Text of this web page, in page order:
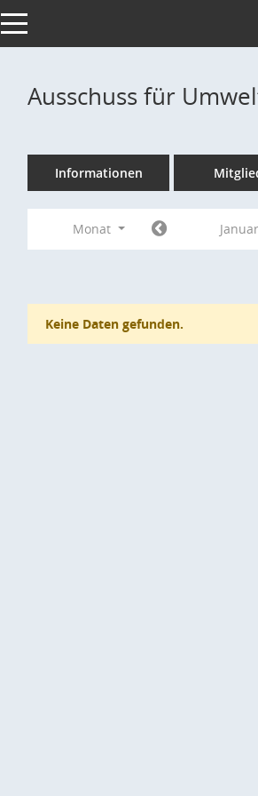
Toggle navigation
Ausschuss für
Informationen
Monat Januar
Keine Daten gefunden.